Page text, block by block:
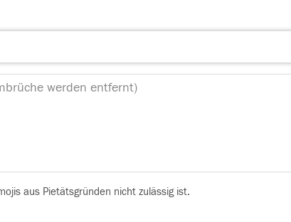
aus Pietätsgründen nicht zulässig ist.